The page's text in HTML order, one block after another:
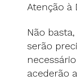
Atenção à
Não
serão
acederão